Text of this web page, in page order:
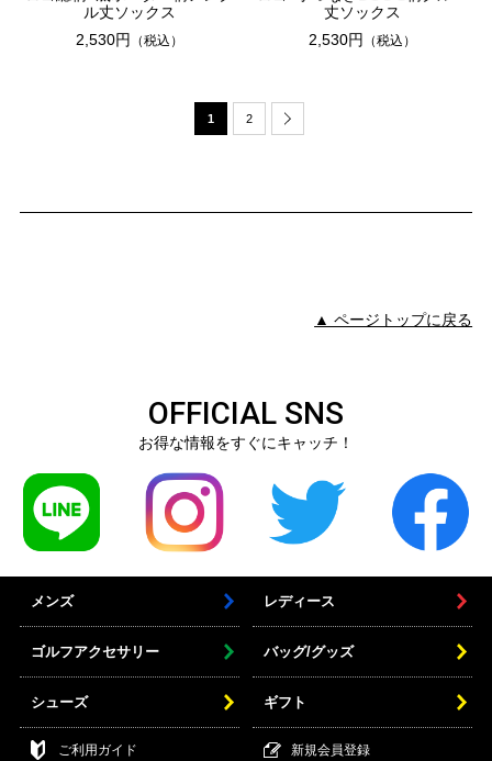
ル丈ソックス
2,530円
（税込）
丈ソックス
2,530円
（税込）
1 2
▲ ページトップに戻る
OFFICIAL SNS
お得な情報をすぐにキャッチ！
メンズ レディース
ゴルフアクセサリー バッグ/グッズ
シューズ ギフト
ご利用ガイド 新規会員登録